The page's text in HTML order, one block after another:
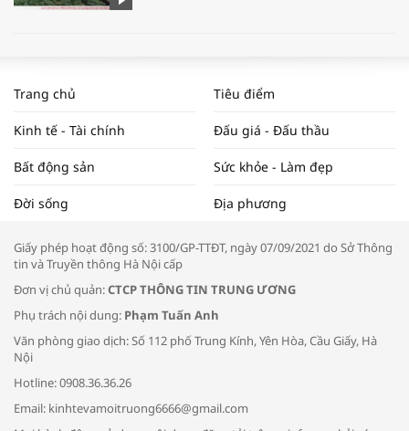
NAM NĂM 2024 VÀ NĂM 2025 | NHỊP
ĐẬP THỊ TRƯỜNG #62
Tọa đàm “Xúc tiến thương mại: Khơi
Bác sĩ tư vấn cách phòng tránh bệnh
đường hô hấp trong thời tiết giao mùa
Trang chủ Tiêu điểm
Kinh tế - Tài chính Đấu giá - Đấu thầu
Bất động sản Sức khỏe - Làm đẹp
Đời sống Địa phương
Giấy phép hoạt động số: 3100/GP-TTĐT, ngày 07/09/2021 do Sở Thông
tin và Truyền thông Hà Nội cấp
Đơn vị chủ quản:CTCP THÔNG TIN TRUNG ƯƠNG
Phụ trách nội dung: Phạm Tuấn Anh
Văn phòng giao dịch: Số 112 phố Trung Kính, Yên Hòa, Cầu Giấy, Hà
Nội
Hotline: 0908.36.36.26
Email: kinhtevamoitruong6666@gmail.com